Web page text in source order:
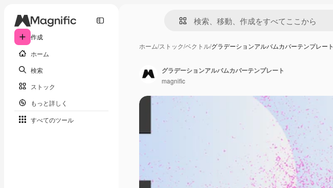
作成
ホーム
検索
ストック
もっと詳しく
すべてのツール
ホーム/ストック/ベクトル/グラデーションアルバムカバーテンプレート
グラデーションアルバムカバーテンプレート
magnific